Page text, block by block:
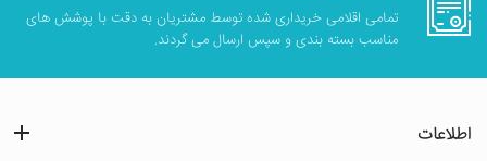
تمامی اقلامی خریداری شده توسط مشتریان به دقت با پوشش های
مناسب بسته بندی و سپس ارسال می گردند.
اطلاعات